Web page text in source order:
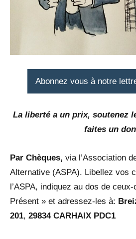
Abonnez vous à notre
La liberté a un prix, soutenez
faites un
Par Chèques, via l’Association
Alternative (ASPA). Libellez vos
l’ASPA, indiquez au dos de
Présent » et adressez-les à:
201, 29834 CARHAIX PDC1